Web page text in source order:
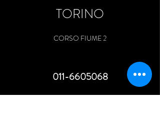
TORINO
CORSO FIUME 2
011-6605068